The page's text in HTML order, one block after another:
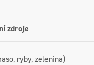
zdroje
ryby, zelenina)